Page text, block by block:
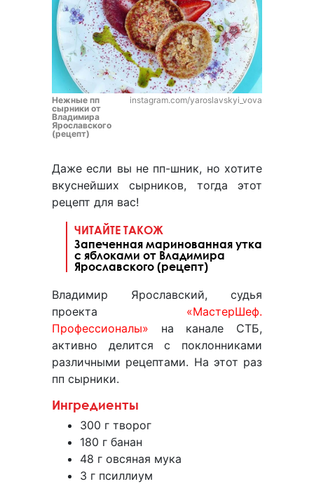
Нежные пп
сырники от
Владимира
Ярославского
(рецепт)
instagram.com/yaroslavskyi_vova
Даже если вы не пп-шник, но хотите
вкуснейших сырников, тогда этот
рецепт для вас!
ЧИТАЙТЕ ТАКОЖ
Запеченная маринованная утка
с яблоками от Владимира
Ярославского (рецепт)
Владимир Ярославский, судья
проекта «МастерШеф.
Профессионалы» на канале СТБ,
активно делится с поклонниками
различными рецептами. На этот раз
пп сырники.
Ингредиенты
300 г творог
180 г банан
48 г овсяная мука
3 г псиллиум